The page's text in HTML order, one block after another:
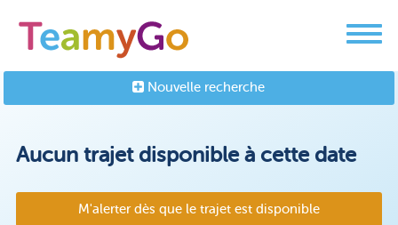
Nouvelle recherche
Aucun trajet disponible à cette date
M'alerter dès que le trajet est disponible